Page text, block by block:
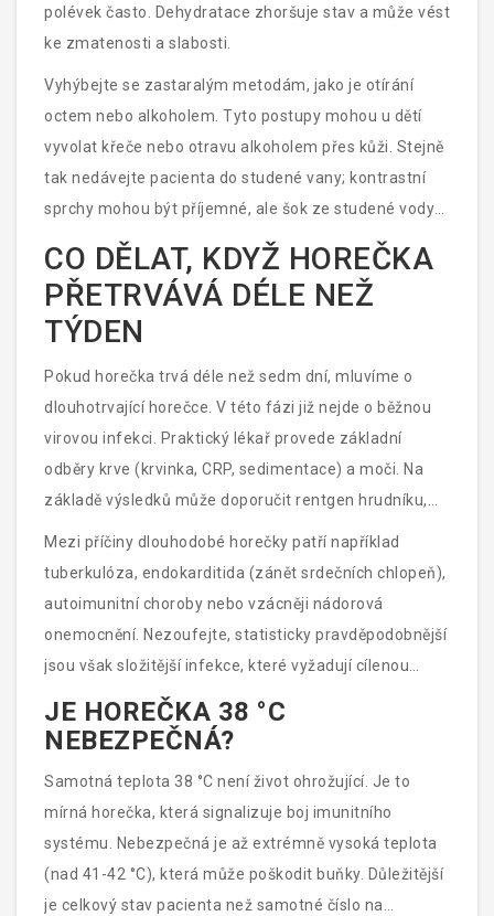
polévek často. Dehydratace zhoršuje stav a může vést
ke zmatenosti a slabosti.
Vyhýbejte se zastaralým metodám, jako je otírání
octem nebo alkoholem. Tyto postupy mohou u dětí
vyvolat křeče nebo otravu alkoholem přes kůži. Stejně
tak nedávejte pacienta do studené vany; kontrastní
sprchy mohou být příjemné, ale šok ze studené vody
může zvýšit tepovou frekvenci a zhoršit pohodu.
CO DĚLAT, KDYŽ HOREČKA
PŘETRVÁVÁ DÉLE NEŽ
TÝDEN
Pokud horečka trvá déle než sedm dní, mluvíme o
dlouhotrvající horečce. V této fázi již nejde o běžnou
virovou infekci. Praktický lékař provede základní
odběry krve (krvinka, CRP, sedimentace) a moči. Na
základě výsledků může doporučit rentgen hrudníku,
ultrazvнут nebo konzultaci s interním specialistou.
Mezi příčiny dlouhodobé horečky patří například
tuberkulóza, endokarditida (zánět srdečních chlopeň),
autoimunitní choroby nebo vzácněji nádorová
onemocnění. Nezoufejte, statisticky pravděpodobnější
jsou však složitější infekce, které vyžadují cílenou
antibiotickou nebo antivirovou terapii. Důležité je
nepodceňovat tento stav a nechat se řádně vyšetřit.
JE HOREČKA 38 °C
NEBEZPEČNÁ?
Samotná teplota 38 °C není život ohrožující. Je to
mírná horečka, která signalizuje boj imunitního
systému. Nebezpečná je až extrémně vysoká teplota
(nad 41-42 °C), která může poškodit buňky. Důležitější
je celkový stav pacienta než samotné číslo na